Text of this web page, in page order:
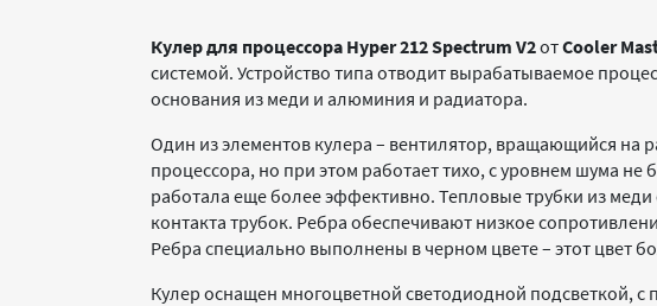
Кулер для процессора Hyper212Spectrum V2отCooler
системой. Устройство типа отводит вырабатываемое
основания из меди и алюминия и радиатора.
Один из элементов кулера – вентилятор, вращающийся на
процессора, но при этом работает тихо, с уровнем шума
работала еще более эффективно. Тепловые трубки из
контакта трубок. Ребра обеспечивают низкое
Ребра специально выполнены в черном цвете – этот цвет
Кулер оснащен многоцветной светодиодной